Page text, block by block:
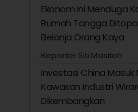
Ekonom Ini Menduga
Rumah Tangga
Belanja Orang Kaya
Reporter Siti Masitoh
Investasi China Masuk
Kawasan Industri
Dikembangkan